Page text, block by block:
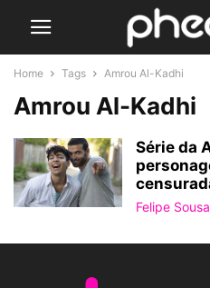
Home Tags Amrou Al-Kadhi
Amrou Al-Kadhi
Série da
Felipe Sousa